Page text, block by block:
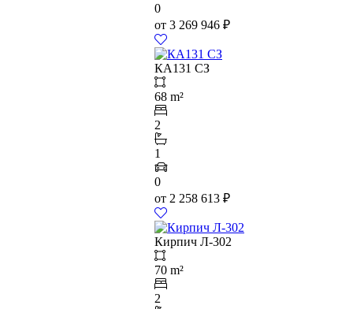
0
от 3 269 946 ₽
КА131 СЗ
68 m²
2
1
0
от 2 258 613 ₽
Кирпич Л-302
70 m²
2